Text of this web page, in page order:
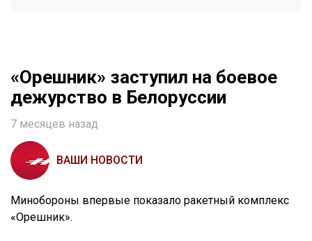
«Орешник» заступил на боевое
дежурство в Белоруссии
7 месяцев назад
ВАШИ НОВОСТИ
Минобороны впервые показало ракетный комплекс
«Орешник».